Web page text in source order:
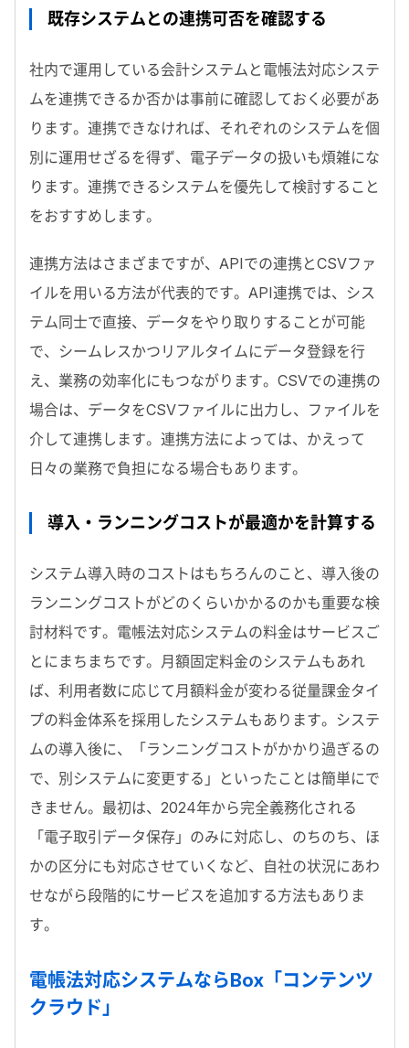
既存システムとの連携可否を確認する
社内で運用している会計システムと電帳法対応システ
ムを連携できるか否かは事前に確認しておく必要があ
ります。連携できなければ、それぞれのシステムを個
別に運用せざるを得ず、電子データの扱いも煩雑にな
ります。連携できるシステムを優先して検討すること
をおすすめします。
連携方法はさまざまですが、APIでの連携とCSVファ
イルを用いる方法が代表的です。API連携では、シス
テム同士で直接、データをやり取りすることが可能
で、シームレスかつリアルタイムにデータ登録を行
え、業務の効率化にもつながります。CSVでの連携の
場合は、データをCSVファイルに出力し、ファイルを
介して連携します。連携方法によっては、かえって
日々の業務で負担になる場合もあります。
導入・ランニングコストが最適かを計算する
システム導入時のコストはもちろんのこと、導入後の
ランニングコストがどのくらいかかるのかも重要な検
討材料です。電帳法対応システムの料金はサービスご
とにまちまちです。月額固定料金のシステムもあれ
ば、利用者数に応じて月額料金が変わる従量課金タイ
プの料金体系を採用したシステムもあります。システ
ムの導入後に、「ランニングコストがかかり過ぎるの
で、別システムに変更する」といったことは簡単にで
きません。最初は、2024年から完全義務化される
「電子取引データ保存」のみに対応し、のちのち、ほ
かの区分にも対応させていくなど、自社の状況にあわ
せながら段階的にサービスを追加する方法もありま
す。
電帳法対応システムならBox「コンテンツ
クラウド」